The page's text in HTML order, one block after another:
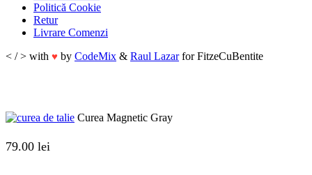
Politică Cookie
Retur
Livrare Comenzi
< / > with ♥ by CodeMix & Raul Lazarfor FitzeCuBentite
Curea Magnetic Gray
79.00 lei